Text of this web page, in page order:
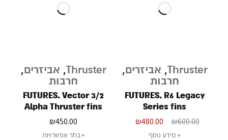
Thruster
, אביזרים,
חרבות
FUTURES. R6 Legacy
Series fins
₪600.00
₪480.00
מידע נוסף
Thruster
, אביזרים,
חרבות
FUTURES. Vector 3/2
Alpha Thruster fins
₪450.00
בחר אפשרויות